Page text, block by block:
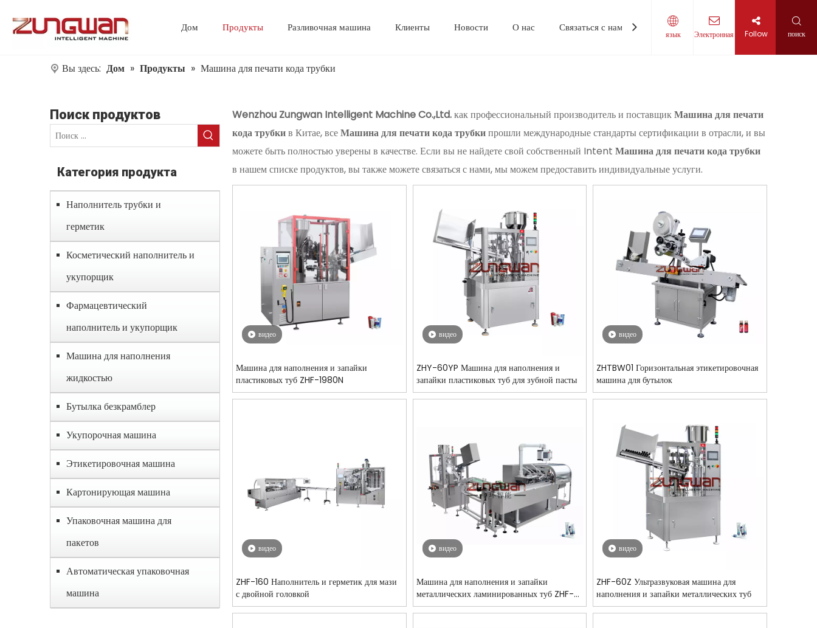
Дом Продукты Разливочная машина Клиенты Новости О нас Связаться с нами
язык Электронная Follow поиск
Вы здесь: Дом » Продукты » Машина для печати кода трубки
Поиск продуктов
Категория продукта
Наполнитель трубки и
герметик
Косметический наполнитель и
укупорщик
Фармацевтический
наполнитель и укупорщик
Машина для наполнения
жидкостью
Бутылка безкрамблер
Укупорочная машина
Этикетировочная машина
Картонирующая машина
Упаковочная машина для
пакетов
Автоматическая упаковочная
машина
Wenzhou Zungwan Intelligent Machine Co.,Ltd.как профессиональный производитель и поставщикМашина для печати
кода трубкив Китае, всеМашина для печати кода трубкипрошли международные стандарты сертификации в отрасли, и вы
можете быть полностью уверены в качестве. Если вы не найдете свой собственный Intent Машина для печати кода трубки
в нашем списке продуктов, вы также можете связаться с нами, мы можем предоставить индивидуальные услуги.
видео
Машина для наполнения и запайки
пластиковых туб ZHF-1980N
видео
ZHY-60YP Машина для наполнения и
запайки пластиковых туб для зубной пасты
видео
ZHTBW01 Горизонтальная этикетировочная
машина для бутылок
видео
ZHF-160 Наполнитель и герметик для мази
с двойной головкой
видео
Машина для наполнения и запайки
металлических ламинированных туб ZHF-
80Z
видео
ZHF-60Z Ультразвуковая машина для
наполнения и запайки металлических туб